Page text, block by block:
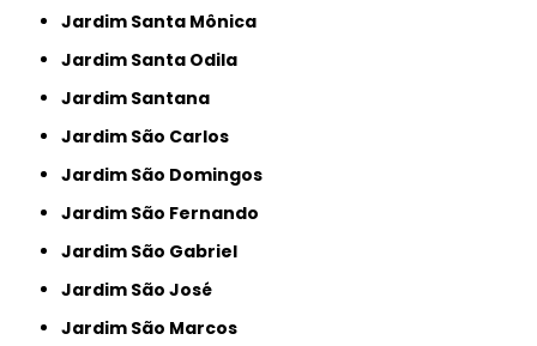
Jardim Santa Mônica
Jardim Santa Odila
Jardim Santana
Jardim São Carlos
Jardim São Domingos
Jardim São Fernando
Jardim São Gabriel
Jardim São José
Jardim São Marcos